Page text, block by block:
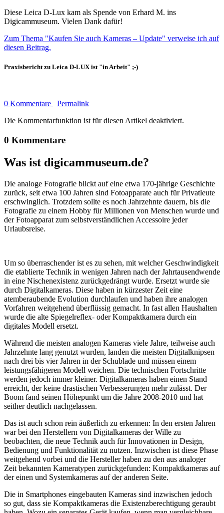
Diese Leica D-Lux kam als Spende von Erhard M. ins
Digicammuseum. Vielen Dank dafür!
Zum Thema "Kaufen Sie auch Kameras – Update" verweise ich auf
diesen Beitrag.
Praxisbericht zu Leica D-LUX ist "in Arbeit" ;-)
0 Kommentare
Permalink
Die Kommentarfunktion ist für diesen Artikel deaktiviert.
0 Kommentare
Was ist digicammuseum.de?
Die analoge Fotografie blickt auf eine etwa 170-jährige Geschichte
zurück, seit etwa 100 Jahren sind Fotoapparate auch für Privatleute
erschwinglich. Trotzdem sollte es noch Jahrzehnte dauern, bis die
Fotografie zu einem Hobby für Millionen von Menschen wurde und
der Fotoapparat zum selbstverständlichen Accessoire jeder
Urlaubsreise.
Um so überraschender ist es zu sehen, mit welcher Geschwindigkeit
die etablierte Technik in wenigen Jahren nach der Jahrtausendwende
in eine Nischenexistenz zurückgedrängt wurde. Ersetzt wurde sie
durch Digitalkameras. Diese haben in kürzester Zeit eine
atemberaubende Evolution durchlaufen und haben ihre analogen
Vorfahren weitgehend überflüssig gemacht. In fast allen Haushalten
wurde die alte Spiegelreflex- oder Kompaktkamera durch ein
digitales Modell ersetzt.
Während die meisten analogen Kameras viele Jahre, teilweise auch
Jahrzehnte lang genutzt wurden, landen die meisten Digitalknipsen
nach drei bis vier Jahren in der Schublade und müssen einem
leistungsfähigeren Modell weichen. Die technischen Fortschritte
werden jedoch immer kleiner. Digitalkameras haben einen Stand
erreicht, der keine drastischen Verbesserungen mehr zulässt. Der
Boom fand seinen Höhepunkt um die Jahre 2008-2010 und hat
seither deutlich nachgelassen.
Das ist auch schon rein äußerlich zu erkennen: In den ersten Jahren
war bei den Herstellern von Digitalkameras der Wille zu
beobachten, die neue Technik auch für Innovationen in Design,
Bedienung und Funktionalität zu nutzen. Inzwischen ist diese Phase
weitgehend vorbei und die Hersteller haben zu den aus analoger
Zeit bekannten Kameratypen zurückgefunden: Kompaktkameras auf
der einen und Systemkameras auf der anderen Seite.
Die in Smartphones eingebauten Kameras sind inzwischen jedoch
so gut, dass sie Kompaktkameras die Existenzberechtigung geraubt